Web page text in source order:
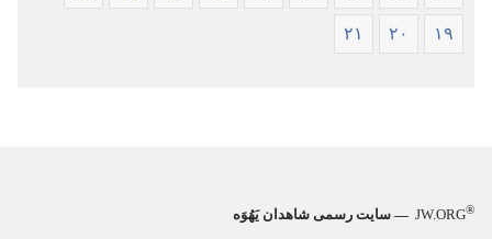
۱۹ ۲۰ ۲۱
JW.ORG® — سایت رسمی شاهدان یَهُوَه